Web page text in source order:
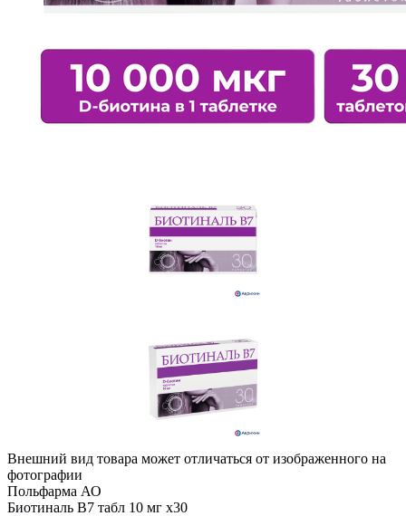
Внешний вид товара может отличаться от изображенного на
фотографии
Польфарма АО
Биотиналь B7 табл 10 мг x30